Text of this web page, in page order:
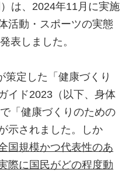
は、2024年11月に実施
活動・スポーツの実態
表しました。
策定した「健康づくり
イド2023（以下、身体
「健康づくりのための
示されました。しか
国規模かつ代表性のあ
際に国民がどの程度動